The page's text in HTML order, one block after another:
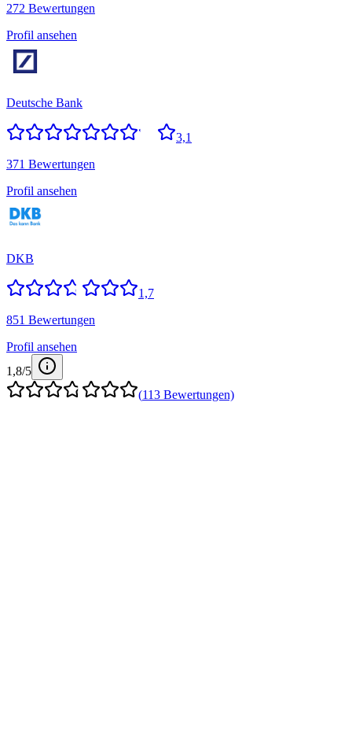
272 Bewertungen
Profil ansehen
Deutsche Bank
3,1
371 Bewertungen
Profil ansehen
DKB
1,7
851 Bewertungen
Profil ansehen
1,8/5
(113 Bewertungen)